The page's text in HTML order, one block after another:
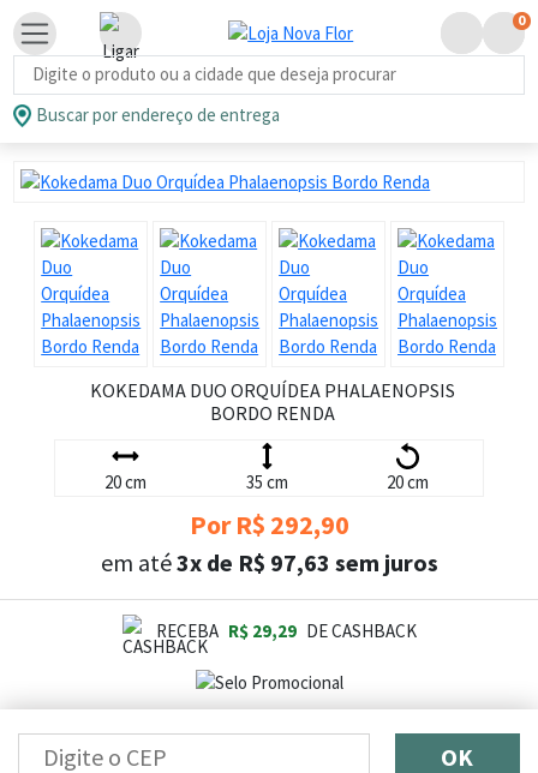
Busca de produtos
0
Buscar por endereço de entrega
KOKEDAMA DUO ORQUÍDEA PHALAENOPSIS
BORDO RENDA
20 cm 35 cm 20 cm
Por R$ 292,90
em até3x de R$ 97,63 sem juros
RECEBA R$ 29,29 DE CASHBACK
OK